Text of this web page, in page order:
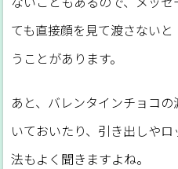
ても直接顔を見て渡さない
うことがあります。
あと、バレンタインチョコ
いておいたり、引き出しや
法もよく聞きますよね。